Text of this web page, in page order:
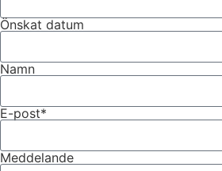
Önskat datum
Namn
E-post*
Meddelande